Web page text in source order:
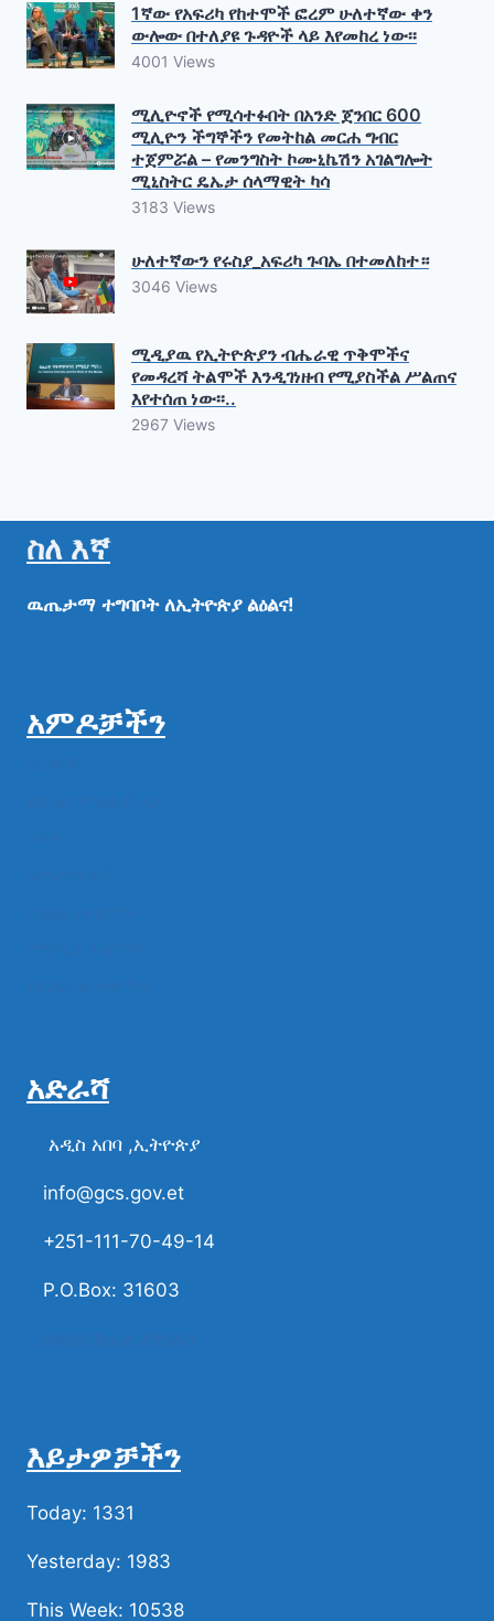
1ኛው የአፍሪካ የከተሞች ፎረም ሁለተኛው ቀን
ውሎው በተለያዩ ጉዳዮች ላይ እየመከረ ነው፡፡
4001 Views
ሚሊዮኖች የሚሳተፉበት በአንድ ጀንበር 600
ሚሊዮን ችግኞችን የመትከል መርሐ ግብር
ተጀምሯል – የመንግስት ኮሙኒኬሽን አገልግሎት
ሚኒስትር ዴኤታ ሰላማዊት ካሳ
3183 Views
ሁለተኛውን የሩስያ_አፍሪካ ጉባኤ በተመለከተ።
3046 Views
ሚዲያዉ የኢትዮጵያን ብሔራዊ ጥቅሞችና
የመዳረሻ ትልሞች እንዲገነዘብ የሚያስችል ሥልጠና
እየተሰጠ ነው፡፡..
2967 Views
ስለ እኛ
ዉጤታማ ተግባቦት ለኢትዮጵያ ልዕልና!
አምዶቻችን
አድራሻ
አዲስ አበባ ,ኢትዮጵያ
info@gcs.gov.et
+251-111-70-49-14
P.O.Box: 31603
እይታዎቻችን
Today: 1331
Yesterday: 1983
This Week: 10538